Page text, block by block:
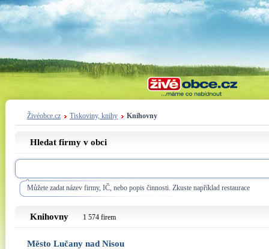
Živéobce.cz Tiskoviny, knihy Knihovny
Hledat firmy v obci
Můžete zadat název firmy, IČ, nebo popis činnosti. Zkuste například restaurace
Knihovny 1 574 firem
Město Lučany nad Nisou